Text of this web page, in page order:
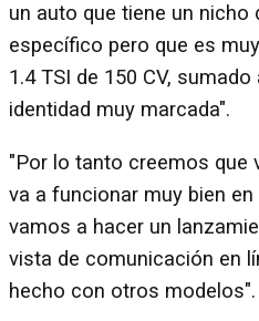
un auto que tiene un nicho
específico pero que es
1.4 TSI de 150 CV,
identidad muy marcada".
"Por lo tanto creemos que
va a funcionar muy bien
vamos a hacer un
vista de comunicación en
hecho con otros modelos".